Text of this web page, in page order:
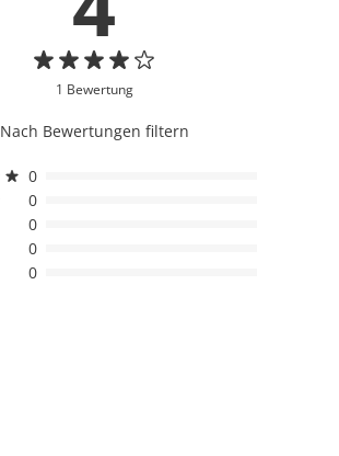
1 Bewertung
Nach Bewertungen filtern
0
0
0
0
0